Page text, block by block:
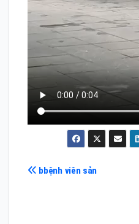
Điều
bbệnh viên sản